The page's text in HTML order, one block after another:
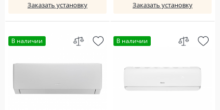
Заказать установку Заказать установку
В наличии В наличии